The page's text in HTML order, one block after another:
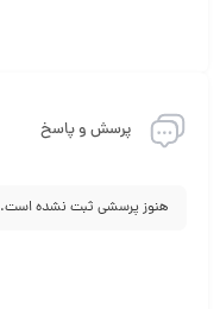
پرسش و پاسخ
هنوز پرسشی ثبت نشده است.